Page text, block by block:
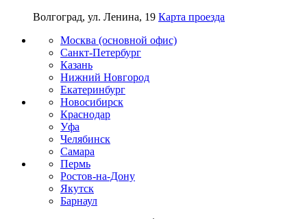
Волгоград, ул. Ленина, 19 Карта проезда
Москва (основной офис)
Санкт-Петербург
Казань
Нижний Новгород
Екатеринбург
Новосибирск
Краснодар
Уфа
Челябинск
Самара
Пермь
Ростов-на-Дону
Якутск
Барнаул